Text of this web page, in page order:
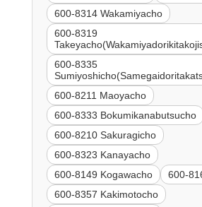
600-8314 Wakamiyacho
600-8319
600-8335
600-8211 Maoyacho
600-8333 Bokumikanabutsucho
600-8210 Sakuragicho
600-8323 Kanayacho
600-8149 Kogawacho
600-
600-8357 Kakimotocho